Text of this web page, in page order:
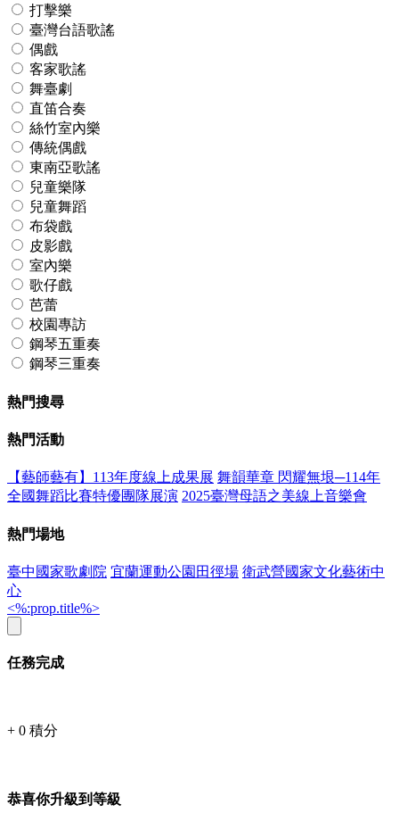
打擊樂
臺灣台語歌謠
偶戲
客家歌謠
舞臺劇
直笛合奏
絲竹室內樂
傳統偶戲
東南亞歌謠
兒童樂隊
兒童舞蹈
布袋戲
皮影戲
室內樂
歌仔戲
芭蕾
校園專訪
鋼琴五重奏
鋼琴三重奏
熱門搜尋
熱門活動
【藝師藝有】113年度線上成果展 舞韻華章 閃耀無垠─114年
全國舞蹈比賽特優團隊展演 2025臺灣母語之美線上音樂會
熱門場地
臺中國家歌劇院 宜蘭運動公園田徑場 衛武營國家文化藝術中
心
<%:prop.title%>
任務完成
+ 0 積分
恭喜你升級到等級